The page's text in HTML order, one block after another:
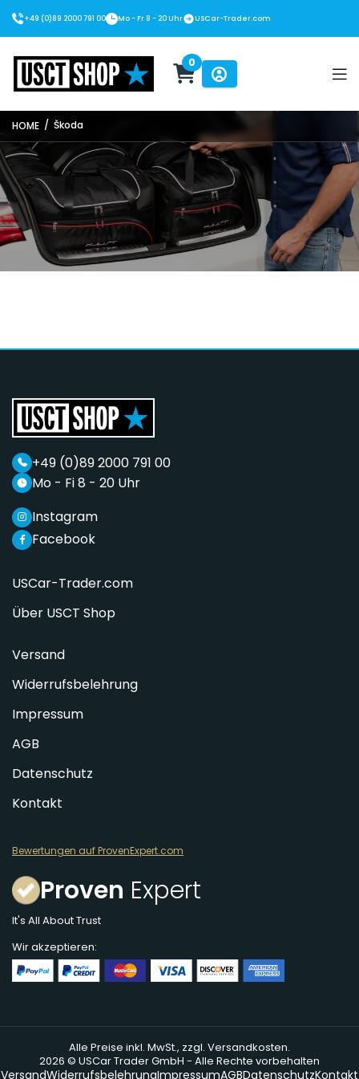
+49 (0)89 2000 791 00 Mo - Fr 8 - 20 Uhr USCar-Trader.com
USCT Shop
0
HOME / Škoda
+49 (0)89 2000 791 00
Mo - Fi 8 - 20 Uhr
Facebook
Instagram
USCar-Trader.com
Über USCT Shop
Versand
Widerrufsbelehrung
Impressum
AGB
Datenschutz
Kontakt
Bewertungen auf ProvenExpert.com
Proven Expert
It's All About Trust
Wir akzeptieren:
Alle Preise inkl. MwSt., zzgl. Versandkosten.
2026 © USCar Trader GmbH - Alle Rechte vorbehalten
VersandWiderrufsbelehrungImpressumAGBDatenschutzKontakt